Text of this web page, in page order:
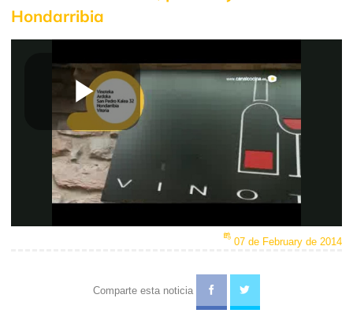
Hondarribia
Play
Video
07 de February de 2014
Comparte esta noticia